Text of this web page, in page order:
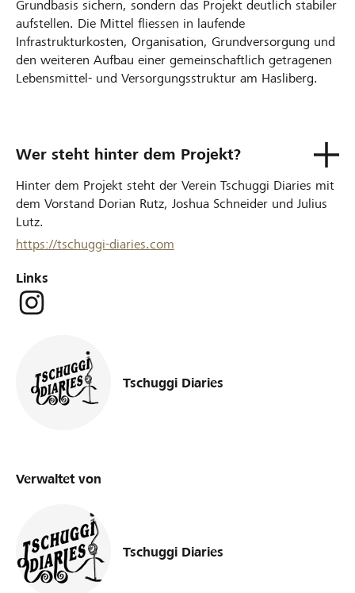
Grundbasis sichern, sondern das Projekt deutlich stabiler
aufstellen. Die Mittel fliessen in laufende
Infrastrukturkosten, Organisation, Grundversorgung und
den weiteren Aufbau einer gemeinschaftlich getragenen
Lebensmittel- und Versorgungsstruktur am Hasliberg.
Wer steht hinter dem Projekt?
Hinter dem Projekt steht der Verein Tschuggi Diaries mit
dem Vorstand Dorian Rutz, Joshua Schneider und Julius
Lutz.
https://tschuggi-diaries.com
Links
Tschuggi Diaries
Verwaltet von
Tschuggi Diaries